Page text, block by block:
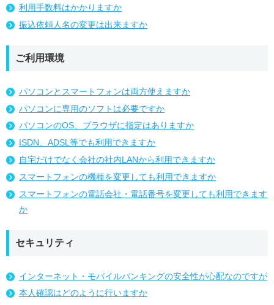
利用手数料はかかりますか
振込依頼人名の変更は出来ますか
ご利用環境
パソコンとスマートフォンは両方使えますか
パソコンに専用のソフトは必要ですか
パソコンのOS、ブラウザに指定はありますか
ISDN、ADSL等でも利用できますか
自宅だけでなく会社の社内LANから利用できますか
スマートフォンの機種を変更しても利用できますか
スマートフォンの電話会社・電話番号を変更しても利用できます
か
セキュリティ
インターネット・モバイルバンキングの安全性が心配なのですが
本人確認はどのように行いますか